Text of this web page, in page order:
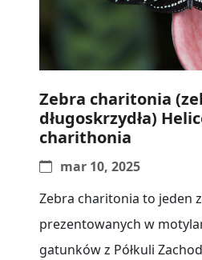
Zebra charitonia
długoskrzydła)
charithonia
mar 10, 2025
Zebra charitonia to jeden
prezentowanych w
gatunków z Półkuli